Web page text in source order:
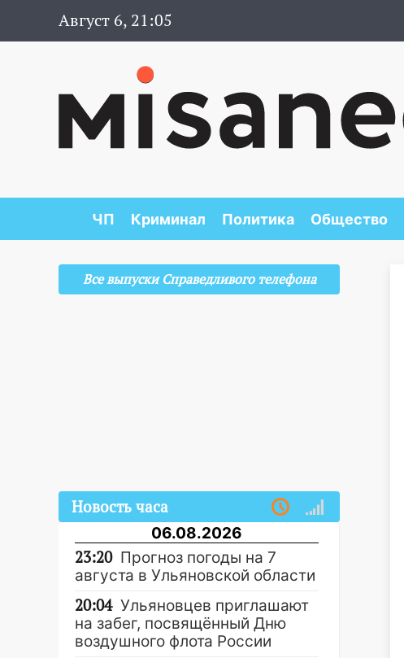
Август 6, 21:05
ЧП Криминал Политика Общество
Все выпуски Справедливого телефона
Новость часа
06.08.2026
23:20 Прогноз погоды на 7
августа в Ульяновской области
20:04 Ульяновцев приглашают
на забег, посвящённый Дню
воздушного флота России